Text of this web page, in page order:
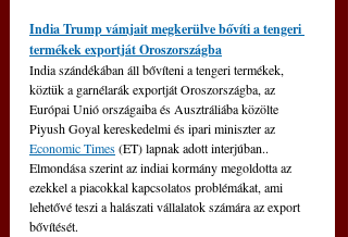
India Trump vámjait megkerülve bővíti a tengeri
termékek exportját Oroszországba
India szándékában áll bővíteni a tengeri termékek,
köztük a garnélarák exportját Oroszországba, az
Európai Unió országaiba és Ausztráliába közölte
Piyush Goyal kereskedelmi és ipari miniszter az
Economic Times (ET) lapnak adott interjúban..
Elmondása szerint az indiai kormány megoldotta az
ezekkel a piacokkal kapcsolatos problémákat, ami
lehetővé teszi a halászati vállalatok számára az export
bővítését.